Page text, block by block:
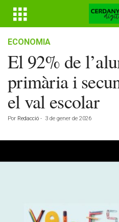
ECONOMIA
El 92% de
primària i
el val escolar
Por Redacció - 3 de gener de 2026